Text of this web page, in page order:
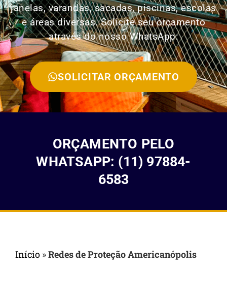
janelas, varandas, sacadas, piscinas, escolas
e áreas diversas. Solicite seu orçamento
através do nosso WhatsApp:
SOLICITAR ORÇAMENTO
ORÇAMENTO PELO
WHATSAPP: (11) 97884-
6583
Início »Redes de Proteção Americanópolis